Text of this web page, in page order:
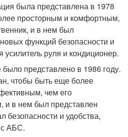
была представлена в 1978
просторным и комфортным,
и в нем был
функций безопасности и
усилитель руля и кондиционер.
было представлено в 1986 году.
чтобы быть еще более
чем его
и в нем был представлен
безопасности и удобства,
с АБС.